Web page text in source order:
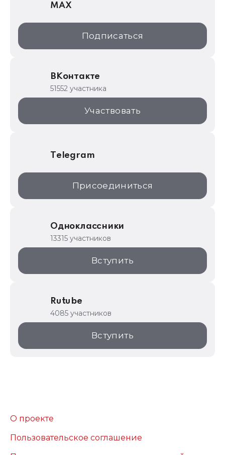
1С:Дистрибьюция
1С:Образование
ИТС.1C.ru
1С:Торговая площадка
MAX
Подписаться
ВКонтакте
51552 участника
Участвовать
Telegram
Присоединиться
Одноклассники
13315 участников
Вступить
Rutube
4085 участников
Вступить
О проекте
Пользовательское соглашение